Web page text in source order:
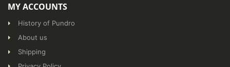
MY ACCOUNTS
History of Pundro
About us
Shipping